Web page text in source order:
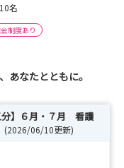
名
制度あり
あなたとともに。
分】６月・７月 看護
(2026/06/10更新)